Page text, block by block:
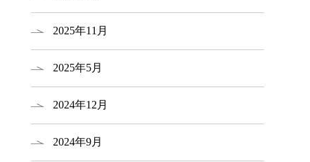
2025年11月
2025年5月
2024年12月
2024年9月